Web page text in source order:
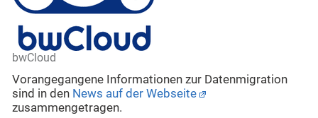
bwCloud
Vorangegangene Informationen zur Datenmigration
sind in den News auf der Webseite
zusammengetragen.